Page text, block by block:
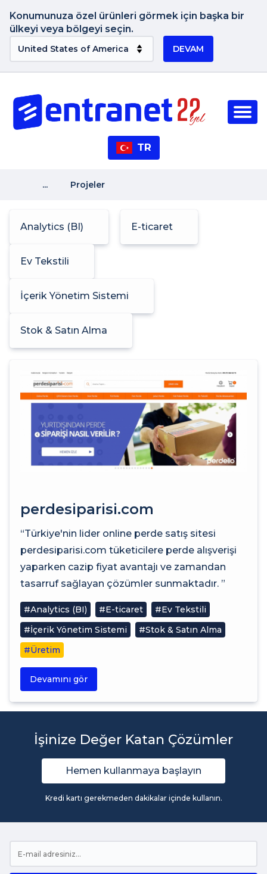
Konumunuza özel ürünleri görmek için başka bir
ülkeyi veya bölgeyi seçin.
DEVAM
TR
... Projeler
Analytics (BI) E-ticaret
Ev Tekstili
İçerik Yönetim Sistemi
Stok & Satın Alma
perdesiparisi.com
“Türkiye'nin lider online perde satış sitesi
perdesiparisi.com tüketicilere perde alışverişi
yaparken cazip fiyat avantajı ve zamandan
tasarruf sağlayan çözümler sunmaktadır. ”
#Analytics (BI) #E-ticaret
#Ev Tekstili
#İçerik Yönetim Sistemi
#Stok & Satın Alma
#Üretim
Devamını gör
İşinize Değer Katan Çözümler
Hemen kullanmaya başlayın
Kredi kartı gerekmeden dakikalar içinde kullanın.